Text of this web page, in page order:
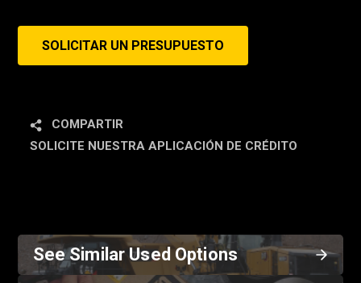
SOLICITAR UN PRESUPUESTO
COMPARTIR
SOLICITE NUESTRA APLICACIÓN DE CRÉDITO
See Similar Used Options